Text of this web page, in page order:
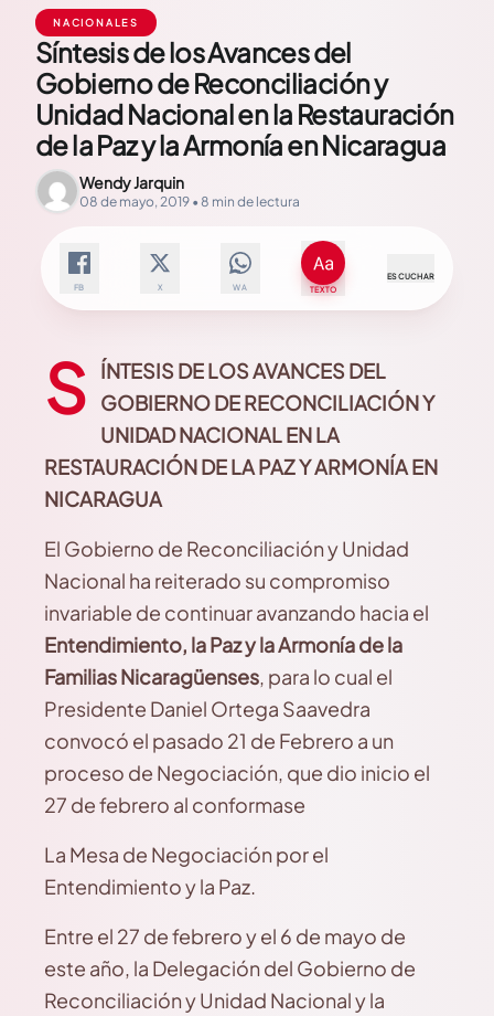
NACIONALES
Síntesis de los Avances del
Gobierno de Reconciliación y
Unidad Nacional en la Restauración
de la Paz y la Armonía en Nicaragua
Wendy Jarquin
08 de mayo, 2019 • 8 min de lectura
FB X WA TEXTO
ESCUCHAR
S
ÍNTESIS DE LOS AVANCES DEL
GOBIERNO DE RECONCILIACIÓN Y
UNIDAD NACIONAL EN LA
RESTAURACIÓN DE LA PAZ Y ARMONÍA EN
NICARAGUA
El Gobierno de Reconciliación y Unidad
Nacional ha reiterado su compromiso
invariable de continuar avanzando hacia el
Entendimiento, la Paz y la Armonía de la
Familias Nicaragüenses, para lo cual el
Presidente Daniel Ortega Saavedra
convocó el pasado 21 de Febrero a un
proceso de Negociación, que dio inicio el
27 de febrero al conformase
La Mesa de Negociación por el
Entendimiento y la Paz.
Entre el 27 de febrero y el 6 de mayo de
este año, la Delegación del Gobierno de
Reconciliación y Unidad Nacional y la